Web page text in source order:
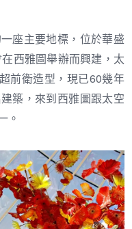
座主要地標，位於華盛
西雅圖舉辦而興建，太
前衛造型，現已60幾年
築，來到西雅圖跟太空
。